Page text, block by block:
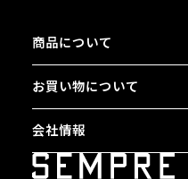
商品について
お買い物について
会社情報